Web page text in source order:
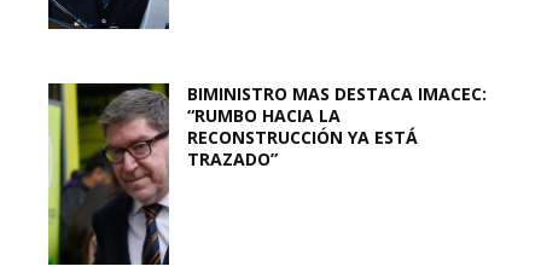
BIMINISTRO MAS DESTACA IMACEC:
“RUMBO HACIA LA
RECONSTRUCCIÓN YA ESTÁ
TRAZADO”